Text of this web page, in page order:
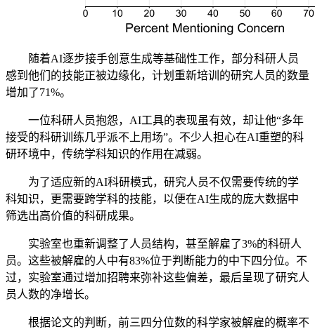
随着AI逐步接手创意生成等基础性工作，部分科研人员
感到他们的技能正被边缘化，计划重新培训的研究人员的数量
增加了71%。
一位科研人员抱怨，AI工具的表现虽有效，却让他“多年
接受的科研训练几乎派不上用场”。不少人担心在AI重塑的科
研环境中，传统学科知识的作用在减弱。
为了适应新的AI科研模式，研究人员不仅需要传统的学
科知识，更需要跨学科的技能，以便在AI生成的庞大数据中
筛选出高价值的科研成果。
实验室也重新调整了人员结构，甚至解雇了3%的科研人
员。这些被解雇的人中有83%位于判断能力的中下四分位。不
过，实验室通过增加招聘来弥补这些偏差，最后呈现了研究人
员人数的净增长。
根据论文的判断，前三四分位数的科学家被解雇的概率不